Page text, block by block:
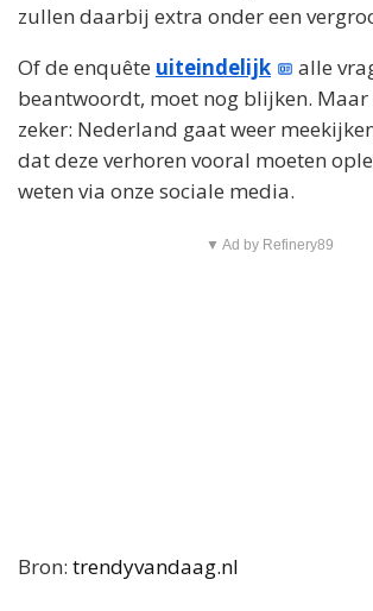
zullen daarbij extra onder een
Of de enquête uiteindelijk
alle
beantwoordt, moet nog blijken.
zeker: Nederland gaat weer
dat deze verhoren vooral moeten
weten via onze sociale media.
▼ Ad by Refinery89
Bron: trendyvandaag.nl